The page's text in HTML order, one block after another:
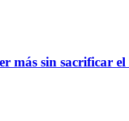
más sin sacrificar